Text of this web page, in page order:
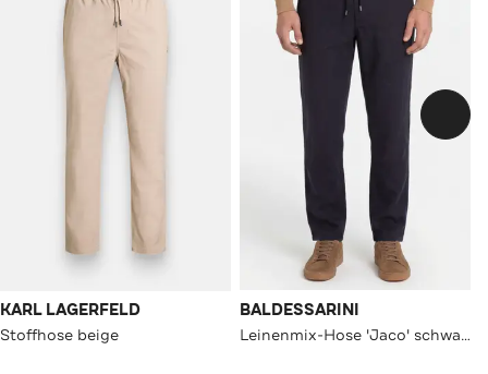
KARL LAGERFELD
Stoffhose beige
BALDESSARINI
Leinenmix-Hose 'Jaco' schwarzblau